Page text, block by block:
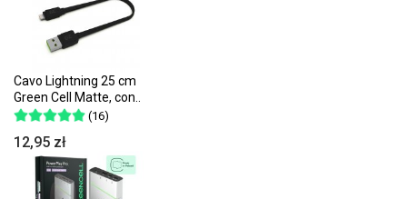
Cavo Lightning 25 cm
Green Cell Matte, con..
(16)
12,95 zł